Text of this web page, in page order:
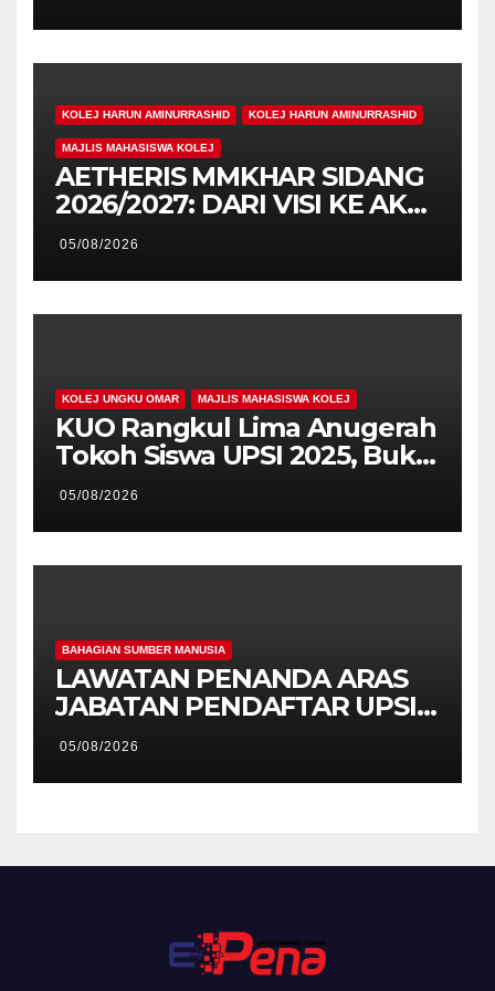
Pengiktirafan Antarabangsa
di IAM2026
KOLEJ HARUN AMINURRASHID KOLEJ HARUN AMINURRASHID
MAJLIS MAHASISWA KOLEJ
AETHERIS MMKHAR SIDANG
2026/2027: DARI VISI KE AKSI,
MEMBINA LEGASI GENERASI
PEMIMPIN
05/08/2026
KOLEJ UNGKU OMAR MAJLIS MAHASISWA KOLEJ
KUO Rangkul Lima Anugerah
Tokoh Siswa UPSI 2025, Bukti
Kecemerlangan Mahasiswa
Holistik
05/08/2026
BAHAGIAN SUMBER MANUSIA
LAWATAN PENANDA ARAS
JABATAN PENDAFTAR UPSI
KE JABATAN PENDAFTAR
UniSZA – PERKUKUH
KERJASAMA STRATEGIK
05/08/2026